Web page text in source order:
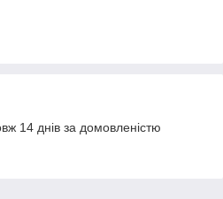
14 днів за домовленістю